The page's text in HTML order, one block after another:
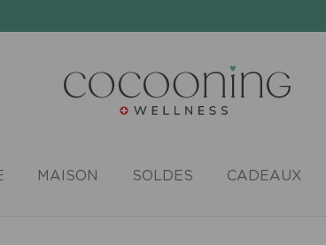
MAISON SOLDES CADEAUX